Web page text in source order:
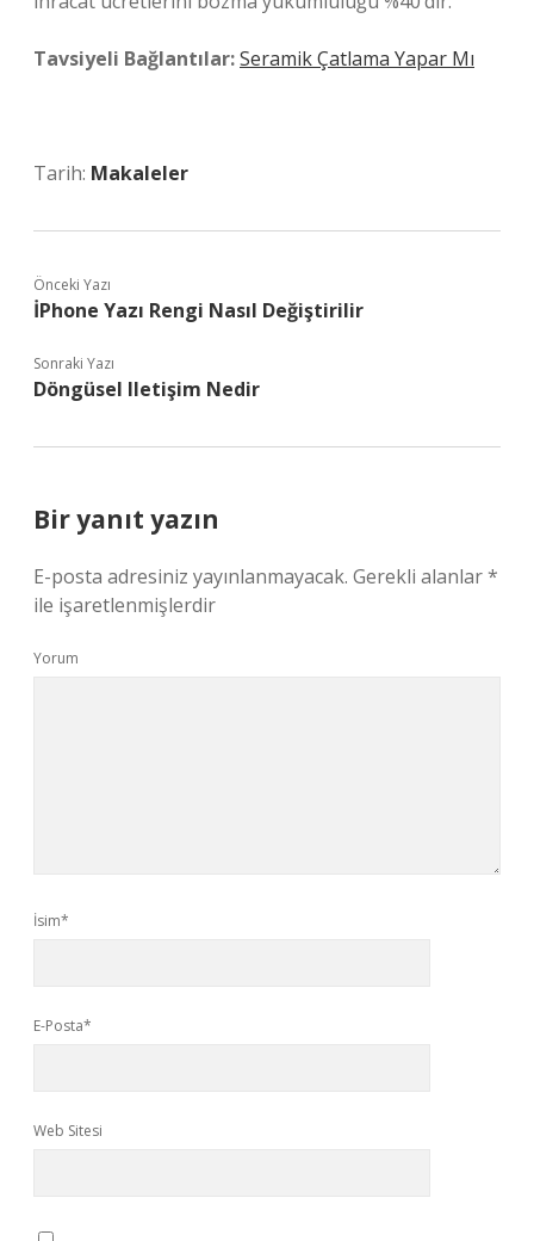
Tavsiyeli Bağlantılar:Seramik Çatlama Yapar Mı
Tarih: Makaleler
Önceki Yazı
İPhone Yazı Rengi Nasıl Değiştirilir
Sonraki Yazı
Döngüsel Iletişim Nedir
Bir yanıt yazın
E-posta adresiniz yayınlanmayacak. Gerekli alanlar*
ile işaretlenmişlerdir
Yorum
İsim*
E-Posta*
Web Sitesi